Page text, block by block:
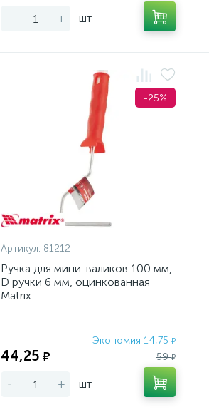
- + шт
-25%
Артикул: 81212
Ручка для мини-валиков 100 мм,
D ручки 6 мм, оцинкованная
Matrix
Экономия 14,75 ₽
44,25 ₽ 59₽
- + шт